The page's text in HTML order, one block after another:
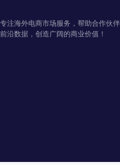
专注海外电商市场服务，帮助合作伙
前沿数据，创造广阔的商业价值！